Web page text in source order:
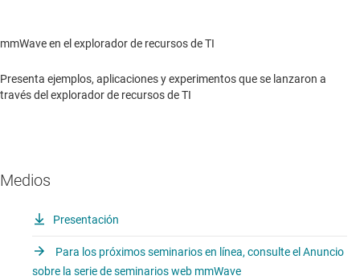
mmWave en el explorador de recursos de TI
Presenta ejemplos, aplicaciones y experimentos que se lanzaron a
través del explorador de recursos de TI
Medios
Presentación
Para los próximos seminarios en línea, consulte el Anuncio
sobre la serie de seminarios web mmWave